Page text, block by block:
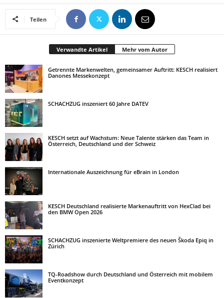
Teilen
Verwandte Artikel Mehr vom Autor
Getrennte Markenwelten, gemeinsamer Auftritt: KESCH realisiert
Danones Messekonzept
SCHACHZUG inszeniert 60 Jahre DATEV
KESCH setzt auf Wachstum: Neue Talente stärken das Team in
Österreich, Deutschland und der Schweiz
Internationale Auszeichnung für eBrain in London
KESCH Deutschland realisierte Markenauftritt von HexClad bei
den BMW Open 2026
SCHACHZUG inszenierte Weltpremiere des neuen Škoda Epiq in
Zürich
TQ-Roadshow durch Deutschland und Österreich mit mobilem
Eventkonzept